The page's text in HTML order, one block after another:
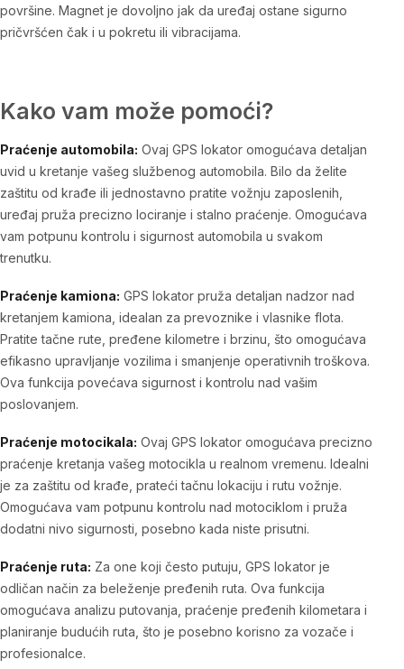
površine. Magnet je dovoljno jak da uređaj ostane sigurno
pričvršćen čak i u pokretu ili vibracijama.
Kako vam može pomoći?
Praćenje automobila: Ovaj GPS lokator omogućava detaljan
uvid u kretanje vašeg službenog automobila. Bilo da želite
zaštitu od krađe ili jednostavno pratite vožnju zaposlenih,
uređaj pruža precizno lociranje i stalno praćenje. Omogućava
vam potpunu kontrolu i sigurnost automobila u svakom
trenutku.
Praćenje kamiona: GPS lokator pruža detaljan nadzor nad
kretanjem kamiona, idealan za prevoznike i vlasnike flota.
Pratite tačne rute, pređene kilometre i brzinu, što omogućava
efikasno upravljanje vozilima i smanjenje operativnih troškova.
Ova funkcija povećava sigurnost i kontrolu nad vašim
poslovanjem.
Praćenje motocikala: Ovaj GPS lokator omogućava precizno
praćenje kretanja vašeg motocikla u realnom vremenu. Idealni
je za zaštitu od krađe, prateći tačnu lokaciju i rutu vožnje.
Omogućava vam potpunu kontrolu nad motociklom i pruža
dodatni nivo sigurnosti, posebno kada niste prisutni.
Praćenje ruta: Za one koji često putuju, GPS lokator je
odličan način za beleženje pređenih ruta. Ova funkcija
omogućava analizu putovanja, praćenje pređenih kilometara i
planiranje budućih ruta, što je posebno korisno za vozače i
profesionalce.